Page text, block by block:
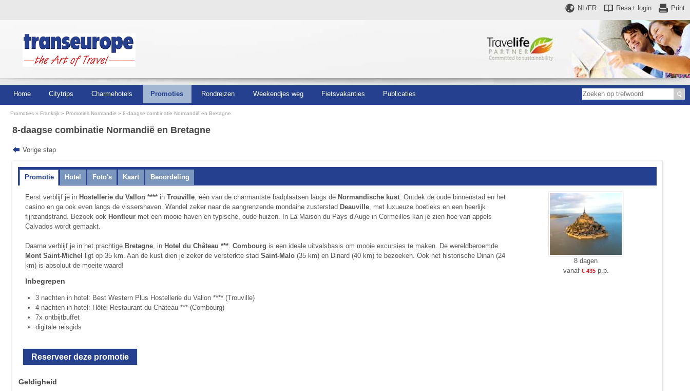
Print
Resa+ login
NL/FR
Home Citytrips Charmehotels Promoties Rondreizen Weekendjes weg Fietsvakanties Publicaties
Promoties Frankrijk Promoties Normandie 8-daagse combinatie Normandië en Bretagne
8-daagse combinatie Normandië en Bretagne
Vorige stap
Promotie Hotel Foto's Kaart Beoordeling
Eerst verblijf je in Hostellerie du Vallon **** inTrouville , één van de charmantste badplaatsen langs de Normandische kust . Ontdek de oude binnenstad en het
casino en ga ook even langs de vissershaven. Wandel zeker naar de aangrenzende mondaine zusterstad Deauville , met luxueuze boetieks en een heerlijk
fijnzandstrand. Bezoek ook Honfleur met een mooie haven en typische, oude huizen. In La Maison du Pays d'Auge in Cormeilles kan je zien hoe van appels
Calvados wordt gemaakt.
Daarna verblijf je in het prachtige Bretagne in Hotel du Château *** .Combourg is een ideale uitvalsbasis om mooie excursies te maken. De wereldberoemde
Mont Saint-Michel ligt op 35 km. Aan de kust dien je zeker de versterkte stadSaint-Malo (35 km) en Dinard (40 km) te bezoeken. Ook het historische Dinan (24
km) is absoluut de moeite waard!
Inbegrepen
3 nachten in hotel: Best Western Plus Hostellerie du Vallon **** (Trouville)
4 nachten in hotel: Hôtel Restaurant du Château *** (Combourg)
7x ontbijtbuffet
digitale reisgids
8 dagen
vanaf € 435p.p.
Reserveer deze promotie
Geldigheid